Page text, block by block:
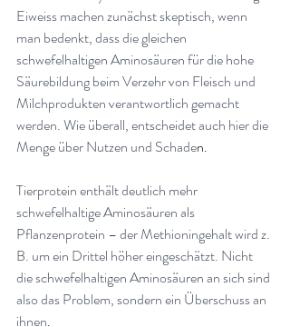
Eiweiss machen zunächst skeptisch, wenn
man bedenkt, dass die gleichen
schwefelhaltigen Aminosäuren für die hohe
Säurebildung beim Verzehr von Fleisch und
Milchprodukten verantwortlich gemacht
werden. Wie überall, entscheidet auch hier die
Menge über Nutzen und Schaden.
Tierprotein enthält deutlich mehr
schwefelhaltige Aminosäuren als
Pflanzenprotein – der Methioningehalt wird z.
B. um ein Drittel höher eingeschätzt. Nicht
die schwefelhaltigen Aminosäuren an sich sind
also das Problem, sondern ein Überschuss an
ihnen.